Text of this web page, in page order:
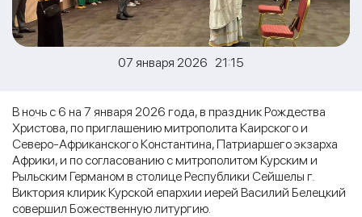
07 января 2026 21:15
В ночь с 6 на 7 января 2026 года, в праздник Рождества
Христова, по приглашению митрополита Каирского и
Северо-Африканского Константина, Патриаршего экзарха
Африки, и по согласованию с митрополитом Курским и
Рыльским Германом в столице Республики Сейшелы г.
Виктория клирик Курской епархии иерей Василий Белецкий
совершил Божественную литургию.